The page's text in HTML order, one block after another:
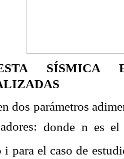
dos parámetros
donde n es
i para el caso de